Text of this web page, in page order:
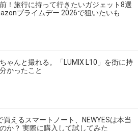
！旅行に持って行きたいガジェット8選
プライムデー 2026で狙いたいも
ゃんと撮れる。「LUMIX L10」を街に持
かったこと
買えるスマートノート、NEWYESは本当
か？ 実際に購入して試してみた